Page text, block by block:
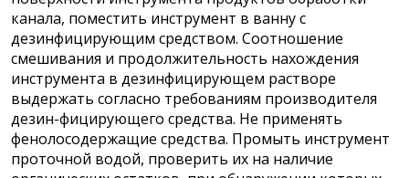
канала, поместить инструмент в ванну с
дезинфицирующим средством. Соотношение
смешивания и продолжительность нахождения
инструмента в дезинфицирующем растворе
выдержать согласно требованиям производителя
дезин-фицирующего средства. Не применять
фенолосодержащие средства. Промыть инструмент
проточной водой, проверить их на наличие